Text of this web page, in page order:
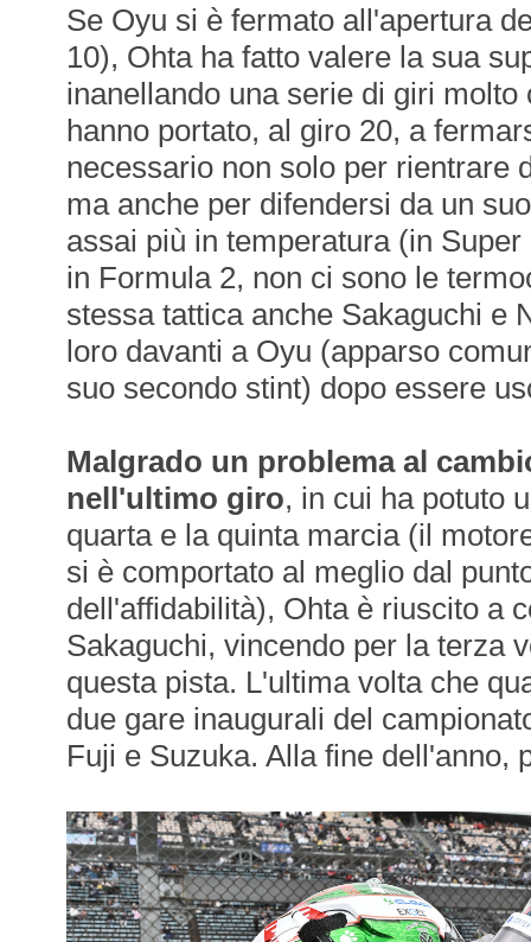
Se Oyu si è fermato all'apertura
10), Ohta ha fatto valere la sua
inanellando una serie di giri molto
hanno portato, al giro 20, a
necessario non solo per rientrare
ma anche per difendersi da un
assai più in temperatura (in
in Formula 2, non ci sono le
stessa tattica anche Sakaguchi e
loro davanti a Oyu (apparso
suo secondo stint) dopo essere
Malgrado un problema al
nell'ultimo giro, in cui ha potuto
quarta e la quinta marcia (il
si è comportato al meglio dal
dell'affidabilità), Ohta è riuscito a
Sakaguchi, vincendo per la terza
questa pista. L'ultima volta che
due gare inaugurali del
Fuji e Suzuka. Alla fine dell'anno,